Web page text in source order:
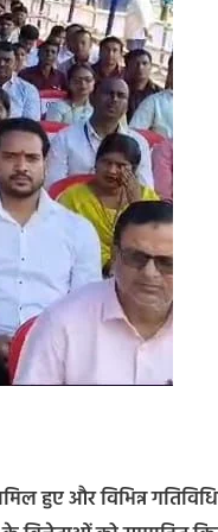
हुए और विभिन्न